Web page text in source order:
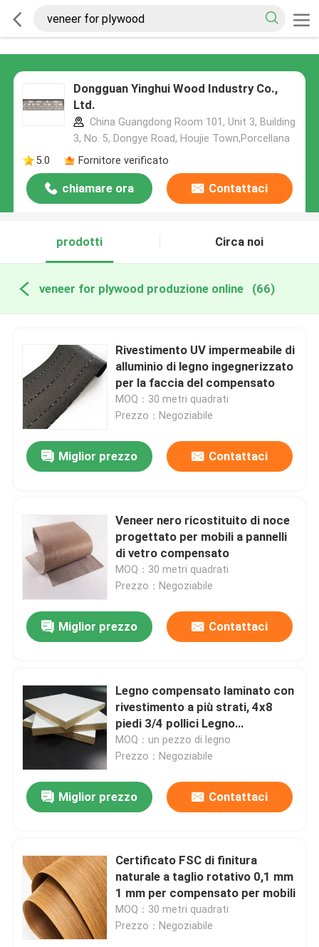
Dongguan Yinghui Wood Industry Co.,
Ltd.
China Guangdong Room 101, Unit 3, Building
3, No. 5, Dongye Road, Houjie Town,Porcellana
5.0
Fornitore verificato
chiamare ora Contattaci
prodotti Circa noi
veneer for plywood produzione online (66)
Rivestimento UV impermeabile di
alluminio di legno ingegnerizzato
per la faccia del compensato
MOQ：30 metri quadrati
Prezzo：Negoziabile
Miglior prezzo Contattaci
Veneer nero ricostituito di noce
progettato per mobili a pannelli
di vetro compensato
MOQ：30 metri quadrati
Prezzo：Negoziabile
Miglior prezzo Contattaci
Legno compensato laminato con
rivestimento a più strati, 4x8
piedi 3/4 pollici Legno
compensato di ciliegio
MOQ：un pezzo di legno
Prezzo：Negoziabile
Miglior prezzo Contattaci
Certificato FSC di finitura
naturale a taglio rotativo 0,1 mm
1 mm per compensato per mobili
MOQ：30 metri quadrati
Prezzo：Negoziabile